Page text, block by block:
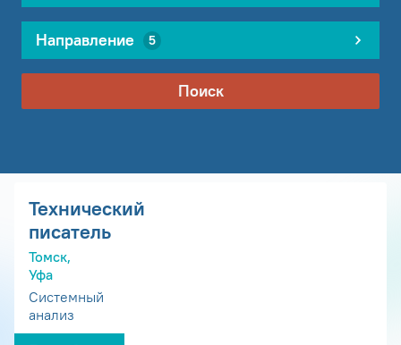
Направление 5
Поиск
Технический
писатель
Томск,
Уфа
Системный
анализ